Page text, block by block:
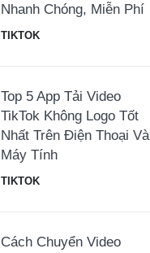
Nhanh Chóng, Miễn Phí
TIKTOK
Top 5 App Tải Video
TikTok Không Logo Tốt
Nhất Trên Điện Thoại Và
Máy Tính
TIKTOK
Cách Chuyển Video